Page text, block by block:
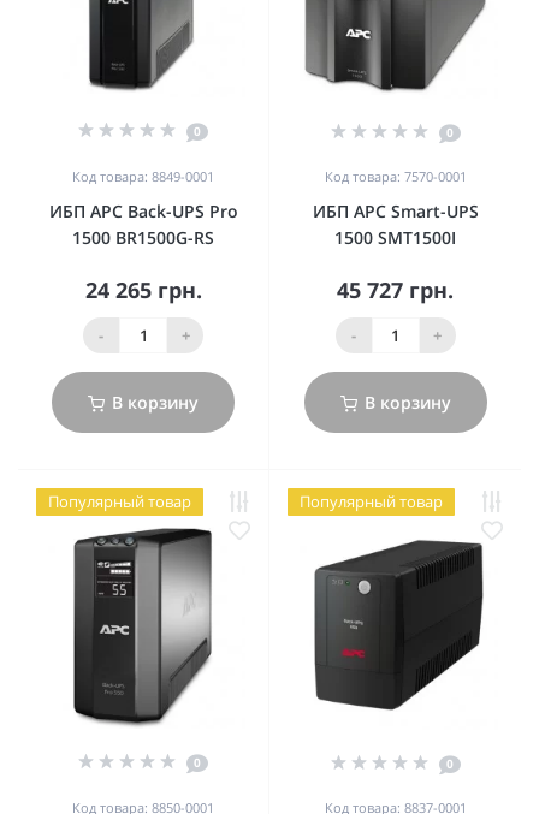
0
Код товара: 8849-0001
ИБП APC Back-UPS Pro
1500 BR1500G-RS
24 265 грн.
- +
В корзину
0
Код товара: 7570-0001
ИБП APC Smart-UPS
1500 SMT1500I
45 727 грн.
- +
В корзину
Популярный товар
0
Код товара: 8850-0001
Популярный товар
0
Код товара: 8837-0001